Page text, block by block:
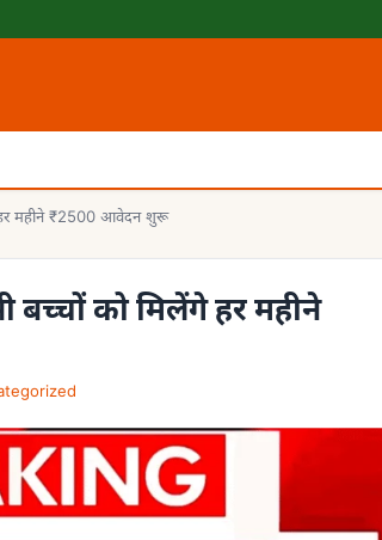
हर महीने ₹2500 आवेदन शुरू
को मिलेंगे हर महीने